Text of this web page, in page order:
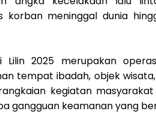
meninggal dunia
Lilin 2025 merupakan
tempat ibadah, objek
kegiatan
gangguan keamanan yang